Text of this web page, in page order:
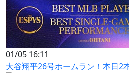
01/05 16:11
大谷翔平26号ホームラン！本日